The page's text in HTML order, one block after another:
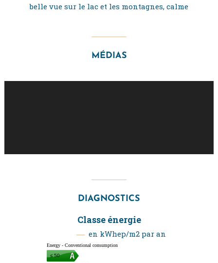
belle vue sur le lac et les montagnes, calme
MÉDIAS
DIAGNOSTICS
Classe énergie
en kWhep/m2 par an